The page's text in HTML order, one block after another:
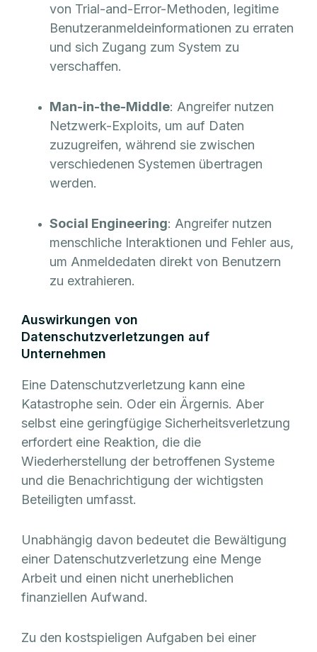
von Trial-and-Error-Methoden, legitime
Benutzeranmeldeinformationen zu erraten
und sich Zugang zum System zu
verschaffen.
Man-in-the-Middle: Angreifer nutzen
Netzwerk-Exploits, um auf Daten
zuzugreifen, während sie zwischen
verschiedenen Systemen übertragen
werden.
Social Engineering: Angreifer nutzen
menschliche Interaktionen und Fehler aus,
um Anmeldedaten direkt von Benutzern
zu extrahieren.
Auswirkungen von
Datenschutzverletzungen auf
Unternehmen
Eine Datenschutzverletzung kann eine
Katastrophe sein. Oder ein Ärgernis. Aber
selbst eine geringfügige Sicherheitsverletzung
erfordert eine Reaktion, die die
Wiederherstellung der betroffenen Systeme
und die Benachrichtigung der wichtigsten
Beteiligten umfasst.
Unabhängig davon bedeutet die Bewältigung
einer Datenschutzverletzung eine Menge
Arbeit und einen nicht unerheblichen
finanziellen Aufwand.
Zu den kostspieligen Aufgaben bei einer